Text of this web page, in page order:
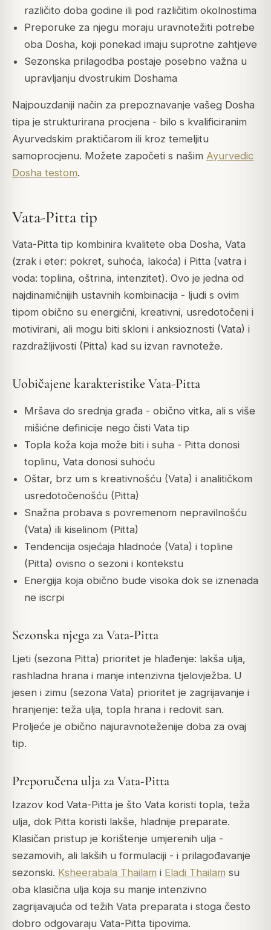
različito doba godine ili pod različitim okolnostima
Preporuke za njegu moraju uravnotežiti potrebe
oba Dosha, koji ponekad imaju suprotne zahtjeve
Sezonska prilagodba postaje posebno važna u
upravljanju dvostrukim Doshama
Najpouzdaniji način za prepoznavanje vašeg Dosha
tipa je strukturirana procjena - bilo s kvalificiranim
Ayurvedskim praktičarom ili kroz temeljitu
samoprocjenu. Možete započeti s našim Ayurvedic
Dosha testom.
Vata-Pitta tip
Vata-Pitta tip kombinira kvalitete oba Dosha, Vata
(zrak i eter: pokret, suhoća, lakoća) i Pitta (vatra i
voda: toplina, oštrina, intenzitet). Ovo je jedna od
najdinamičnijih ustavnih kombinacija - ljudi s ovim
tipom obično su energični, kreativni, usredotočeni i
motivirani, ali mogu biti skloni i anksioznosti (Vata) i
razdražljivosti (Pitta) kad su izvan ravnoteže.
Uobičajene karakteristike Vata-Pitta
Mršava do srednja građa - obično vitka, ali s više
mišićne definicije nego čisti Vata tip
Topla koža koja može biti i suha - Pitta donosi
toplinu, Vata donosi suhoću
Oštar, brz um s kreativnošću (Vata) i analitičkom
usredotočenošću (Pitta)
Snažna probava s povremenom nepravilnošću
(Vata) ili kiselinom (Pitta)
Tendencija osjećaja hladnoće (Vata) i topline
(Pitta) ovisno o sezoni i kontekstu
Energija koja obično bude visoka dok se iznenada
ne iscrpi
Sezonska njega za Vata-Pitta
Ljeti (sezona Pitta) prioritet je hlađenje: lakša ulja,
rashladna hrana i manje intenzivna tjelovježba. U
jesen i zimu (sezona Vata) prioritet je zagrijavanje i
hranjenje: teža ulja, topla hrana i redovit san.
Proljeće je obično najuravnoteženije doba za ovaj
tip.
Preporučena ulja za Vata-Pitta
Izazov kod Vata-Pitta je što Vata koristi topla, teža
ulja, dok Pitta koristi lakše, hladnije preparate.
Klasičan pristup je korištenje umjerenih ulja -
sezamovih, ali lakših u formulaciji - i prilagođavanje
sezonski. Ksheerabala Thailam i Eladi Thailam su
oba klasična ulja koja su manje intenzivno
zagrijavajuća od težih Vata preparata i stoga često
dobro odgovaraju Vata-Pitta tipovima.